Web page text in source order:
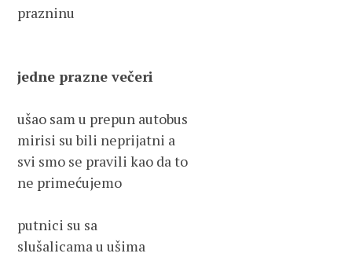
prazninu
jedne prazne večeri
ušao sam u prepun autobus
mirisi su bili neprijatni a
svi smo se pravili kao da to
ne primećujemo
putnici su sa
slušalicama u ušima